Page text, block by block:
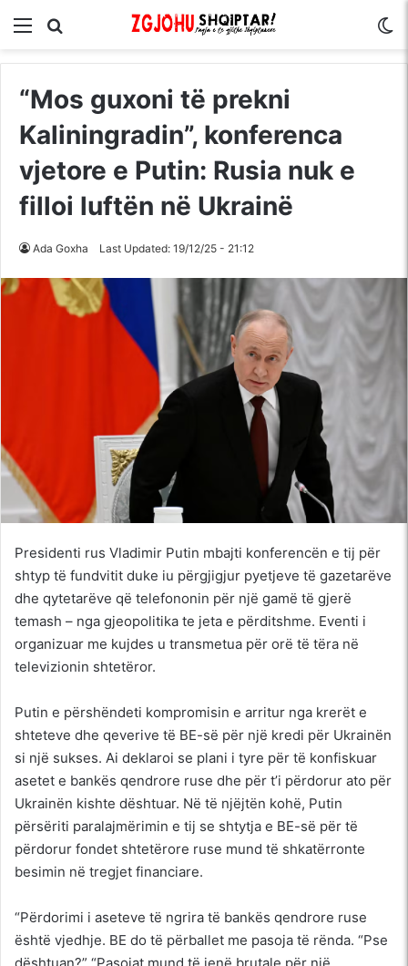
Menu
“Mos guxoni të prekni
Kaliningradin”, konferenca
vjetore e Putin: Rusia nuk e
filloi luftën në Ukrainë
Ada Goxha Last Updated: 19/12/25 - 21:12
Presidenti rus Vladimir Putin mbajti konferencën e tij për
shtyp të fundvitit duke iu përgjigjur pyetjeve të gazetarëve
dhe qytetarëve që telefononin për një gamë të gjerë
temash – nga gjeopolitika te jeta e përditshme. Eventi i
organizuar me kujdes u transmetua për orë të tëra në
televizionin shtetëror.
Putin e përshëndeti kompromisin e arritur nga krerët e
shteteve dhe qeverive të BE-së për një kredi për Ukrainën
si një sukses. Ai deklaroi se plani i tyre për të konfiskuar
asetet e bankës qendrore ruse dhe për t’i përdorur ato për
Ukrainën kishte dështuar. Në të njëjtën kohë, Putin
përsëriti paralajmërimin e tij se shtytja e BE-së për të
përdorur fondet shtetërore ruse mund të shkatërronte
besimin në tregjet financiare.
“Përdorimi i aseteve të ngrira të bankës qendrore ruse
është vjedhje. BE do të përballet me pasoja të rënda. “Pse